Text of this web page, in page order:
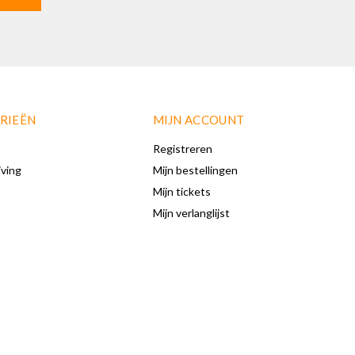
MIJN ACCOUNT
Registreren
Mijn bestellingen
Mijn tickets
Mijn verlanglijst